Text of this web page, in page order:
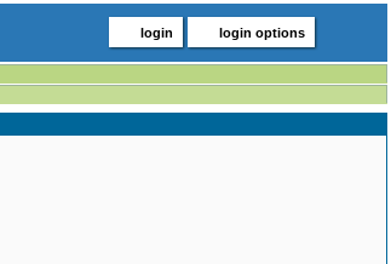
login login options